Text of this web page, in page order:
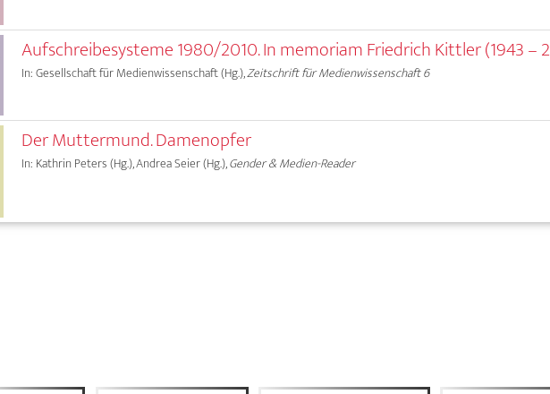
Aufschreibesysteme 1980/2010. In memoriam Friedrich Kittler (1943 –
In: Gesellschaft für Medienwissenschaft (Hg.),Zeitschrift für Medienwissenschaft 6
Der Muttermund. Damenopfer
In: Kathrin Peters (Hg.), Andrea Seier (Hg.),Gender & Medien-Reader